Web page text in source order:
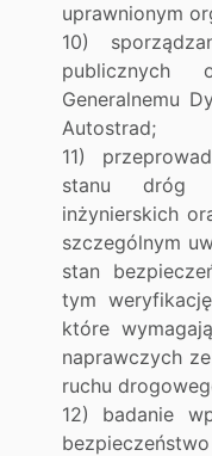
uprawnionym
10)
publicznych
Generalnemu
Autostrad;
11)
stanu dróg
inżynierskich
szczególnym
stan
tym
które
naprawczych
ruchu
12) badanie